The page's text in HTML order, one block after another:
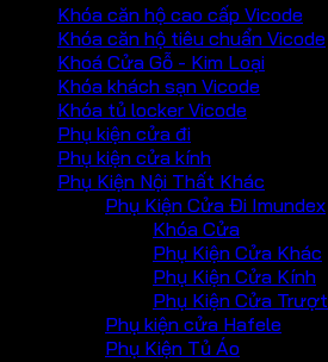
Khóa căn hộ cao cấp Vicode
Khóa căn hộ tiêu chuẩn Vicode
Khoá Cửa Gỗ - Kim Loại
Khóa khách sạn Vicode
Khóa tủ locker Vicode
Phụ kiện cửa đi
Phụ kiện cửa kính
Phụ Kiện Nội Thất Khác
Phụ Kiện Cửa Đi Imundex
Khóa Cửa
Phụ Kiện Cửa Khác
Phụ Kiện Cửa Kính
Phụ Kiện Cửa Trượt
Phụ kiện cửa Hafele
Phụ Kiện Tủ Áo